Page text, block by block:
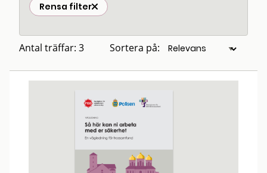
Rensa filter
Antal träffar: 3 Sortera på: